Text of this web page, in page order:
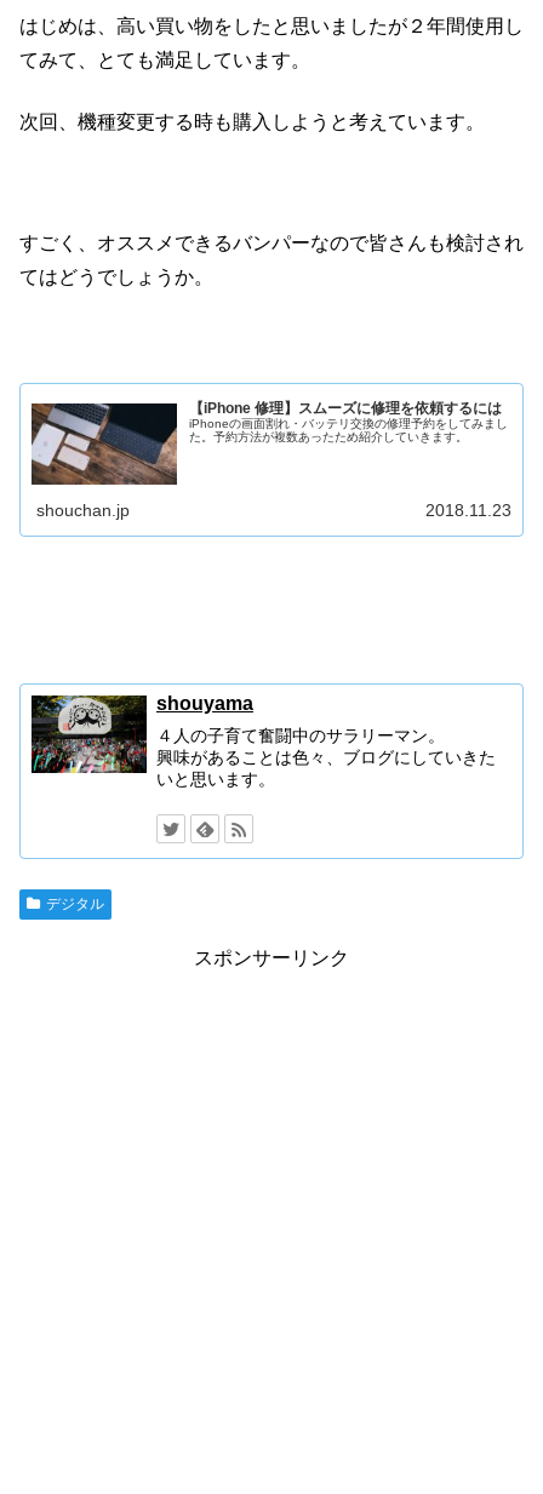
はじめは、高い買い物をしたと思いましたが２年間使用し
てみて、とても満足しています。
次回、機種変更する時も購入しようと考えています。
すごく、オススメできるバンパーなので皆さんも検討され
てはどうでしょうか。
【iPhone 修理】スムーズに修理を依頼するには
iPhoneの画面割れ・バッテリ交換の修理予約をしてみまし
た。予約方法が複数あったため紹介していきます。
shouchan.jp 2018.11.23
shouyama
４人の子育て奮闘中のサラリーマン。
興味があることは色々、ブログにしていきた
いと思います。
デジタル
スポンサーリンク